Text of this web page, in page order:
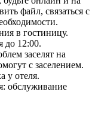
файл, связаться с
в гостиницу.
до 12:00.
заселят на
с заселением.
у отеля.
обслуживание